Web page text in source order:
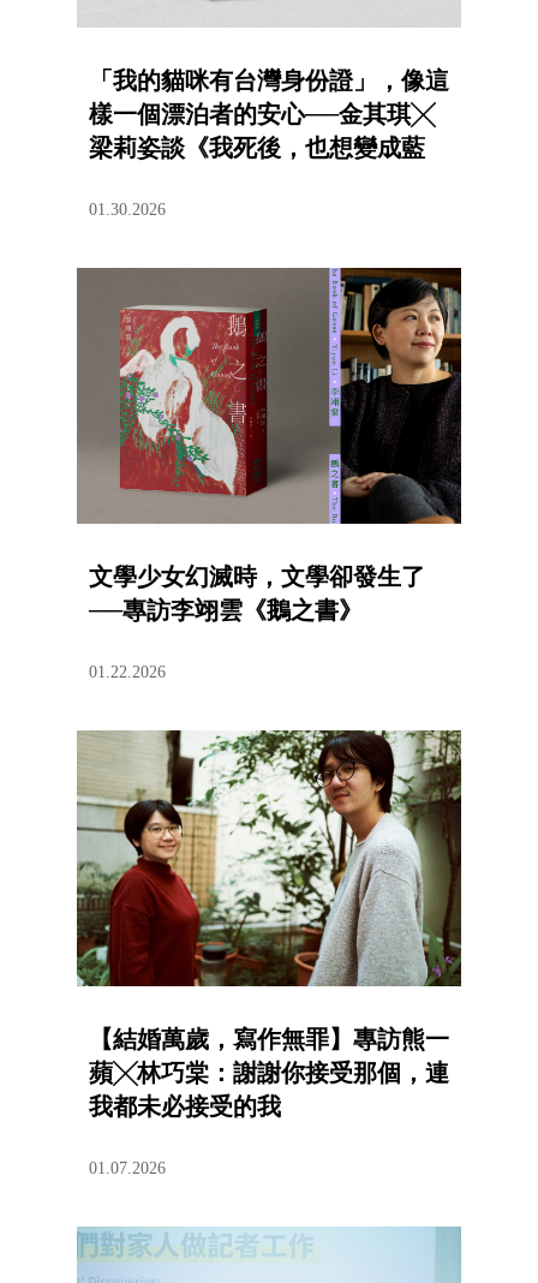
「我的貓咪有台灣身份證」，像這
樣一個漂泊者的安心──金其琪╳
梁莉姿談《我死後，也想變成藍
01.30.2026
文學少女幻滅時，文學卻發生了
──專訪李翊雲《鵝之書》
01.22.2026
【結婚萬歲，寫作無罪】專訪熊一
蘋╳林巧棠：謝謝你接受那個，連
我都未必接受的我
01.07.2026